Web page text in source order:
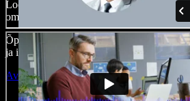
Loo voice-over’eid, kasuta tasuta pilte,
oma häält ja pane kokku terviklikud
Õppimiskõver puudub, kõik töötab veebis
ja ideed kiiresti ellu viia.
Ava Studio